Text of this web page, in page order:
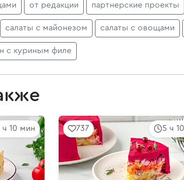
от редакции партнерские проекты
салаты с майонезом салаты с овощами
с куриным филе
ч 10 мин 5 ч
737